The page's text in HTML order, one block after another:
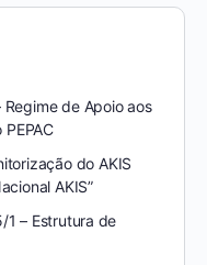
de Apoio aos
do AKIS
AKIS”
1 – Estrutura de